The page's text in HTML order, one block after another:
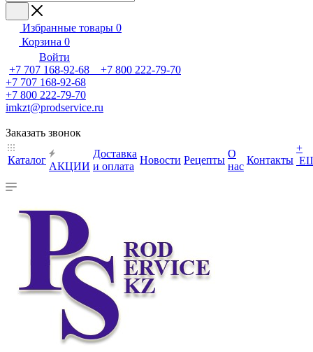
Избранные товары 0
Корзина 0
Войти
+7 707 168-92-68 +7 800 222-79-70
+7 707 168-92-68
+7 800 222-79-70
imkzt@prodservice.ru
Заказать звонок
Каталог
АКЦИИ
Доставка
и оплата
Новости Рецепты
О
нас
Контакты
+